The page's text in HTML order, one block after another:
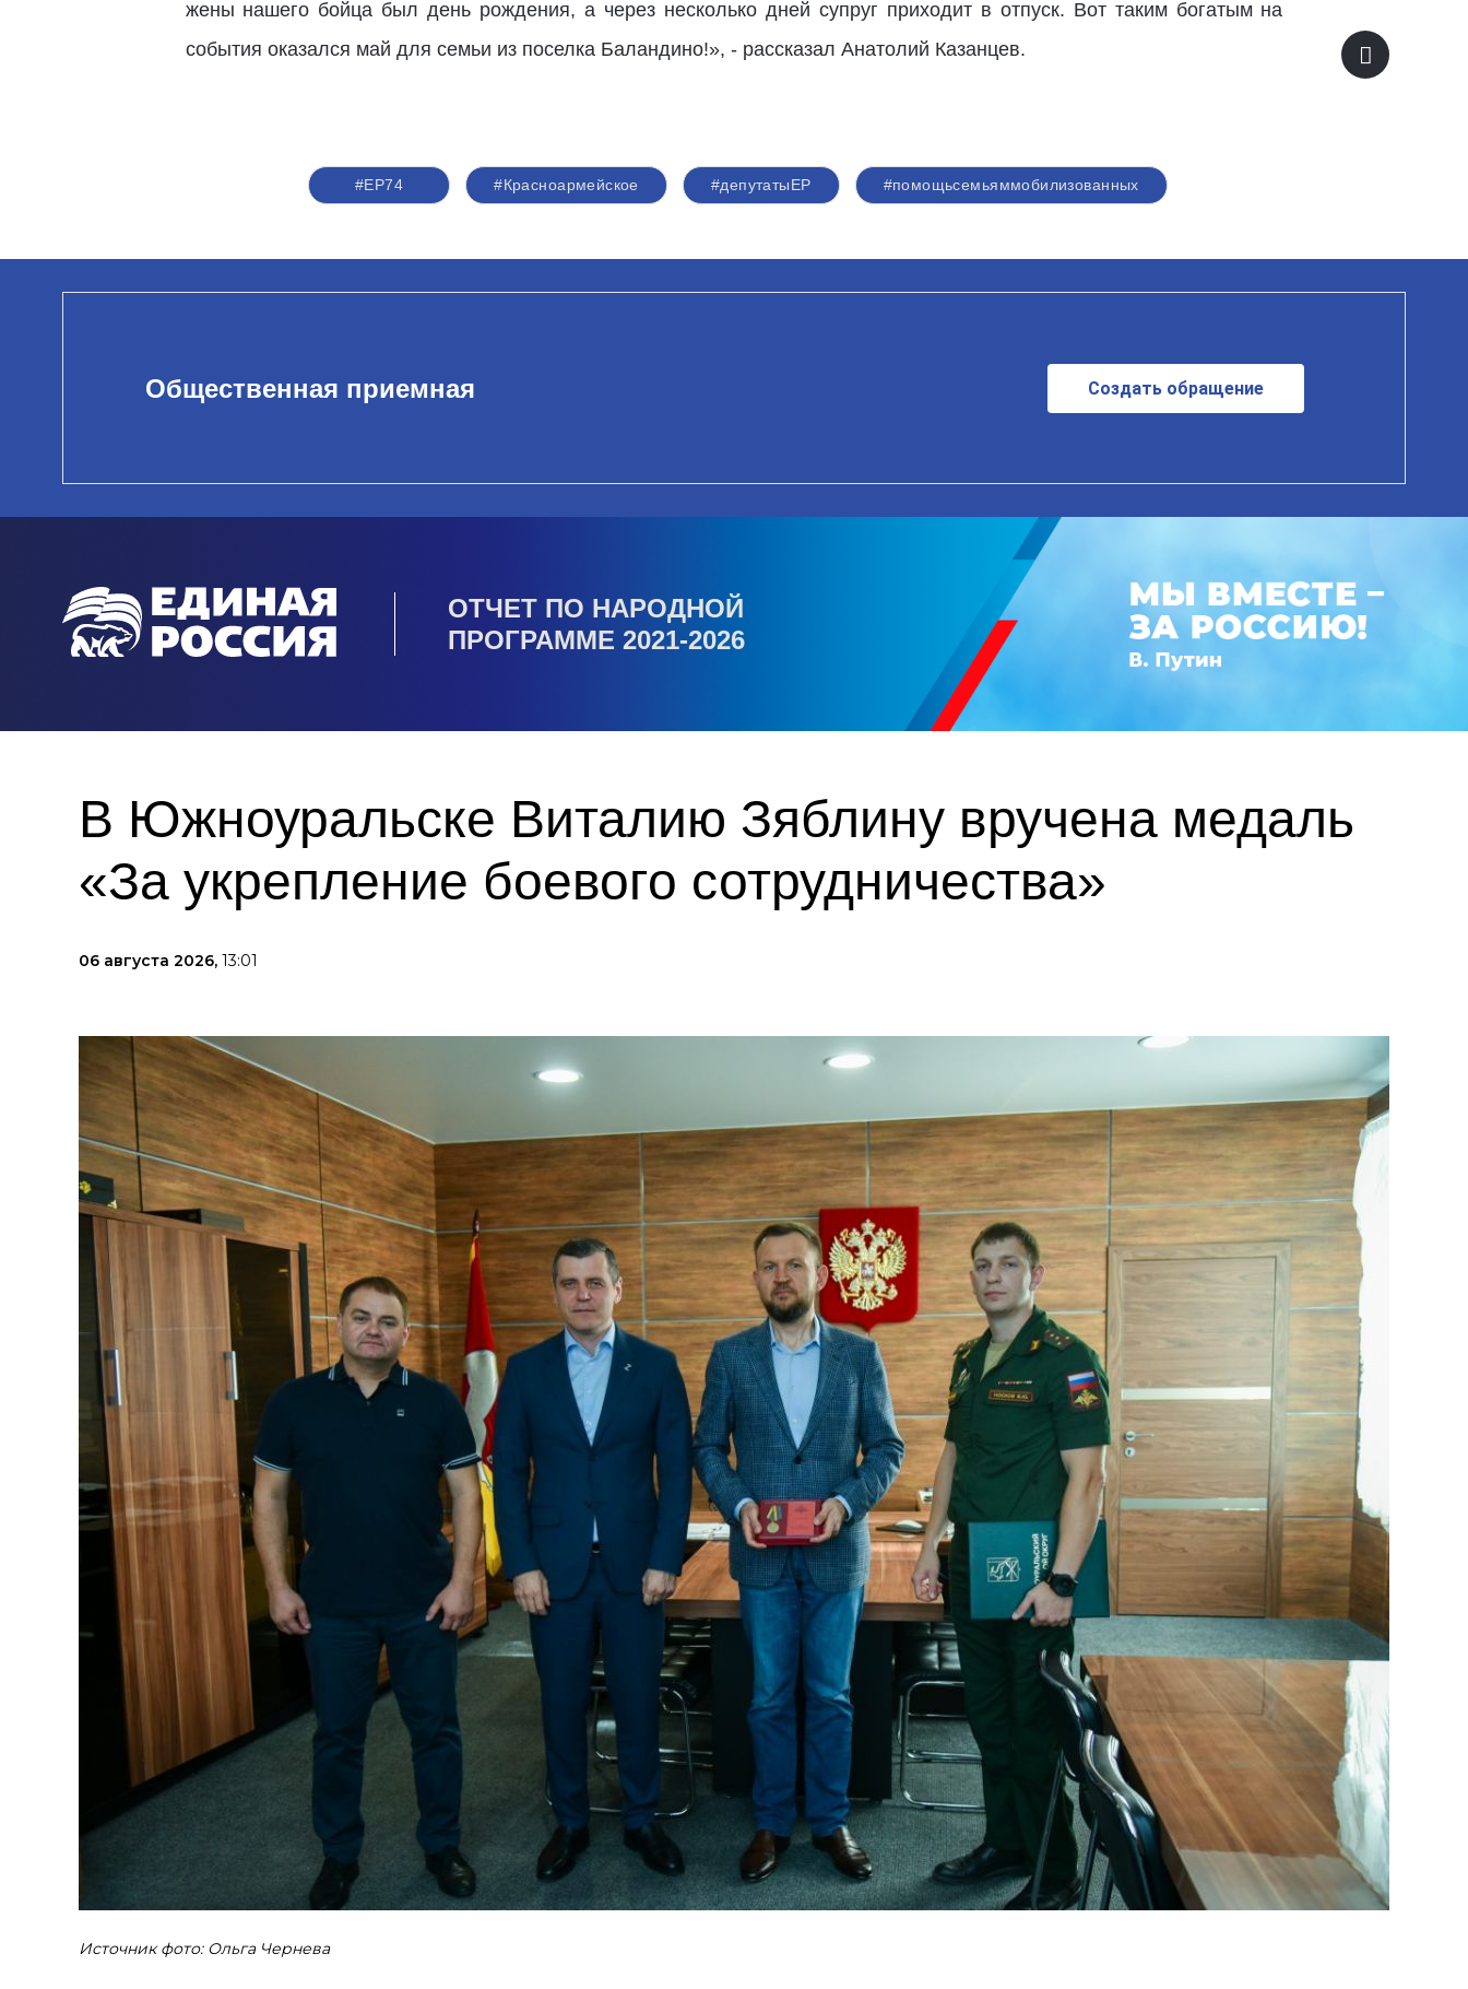
жены нашего бойца был день рождения, а через несколько дней супруг приходит в отпуск. Вот таким богатым на
события оказался май для семьи из поселка Баландино!», - рассказал Анатолий Казанцев.
#ЕР74 #Красноармейское #депутатыЕР #помощьсемьяммобилизованных
Общественная приемная Создать обращение
ОТЧЕТ ПО НАРОДНОЙ
ПРОГРАММЕ 2021-2026
В Южноуральске Виталию Зяблину вручена медаль
«За укрепление боевого сотрудничества»
06 августа 2026, 13:01
Источник фото: Ольга Чернева